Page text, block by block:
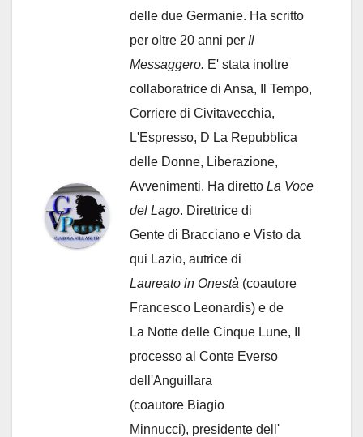
delle due Germanie. Ha scritto
per oltre 20 anni per Il
Messaggero. E' stata inoltre
collaboratrice di Ansa, Il Tempo,
Corriere di Civitavecchia,
L'Espresso, D La Repubblica
delle Donne, Liberazione,
Avvenimenti. Ha diretto La Voce
del Lago. Direttrice di
Gente di Bracciano e Visto da
qui Lazio, autrice di
Laureato in Onestà (coautore
Francesco Leonardis) e de
La Notte delle Cinque Lune, Il
processo al Conte Everso
dell'Anguillara
(coautore Biagio
Minnucci), presidente dell'